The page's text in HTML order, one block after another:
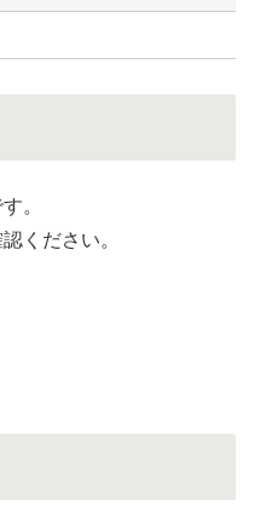
。
ください。